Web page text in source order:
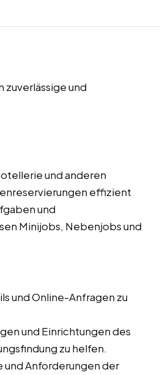
und
und anderen
effizient
und
Minijobs, Nebenjobs und
und Online-Anfragen zu
und Einrichtungen des
zu helfen.
und Anforderungen der